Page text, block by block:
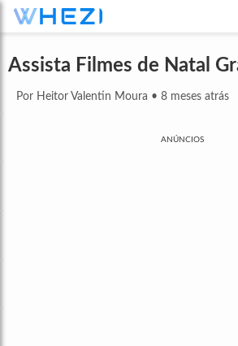
Assista Filmes de Natal
Por Heitor Valentin Moura • 8 meses atrás
ANÚNCIOS